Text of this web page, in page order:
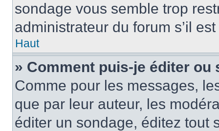
sondage vous semble trop
administrateur du forum s’il
Haut
» Comment puis-je éditer ou
Comme pour les messages,
que par leur auteur, les
éditer un sondage, éditez tout